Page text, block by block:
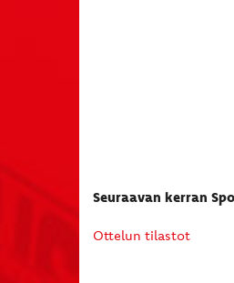
Seuraavan kerran
Ottelun tilastot